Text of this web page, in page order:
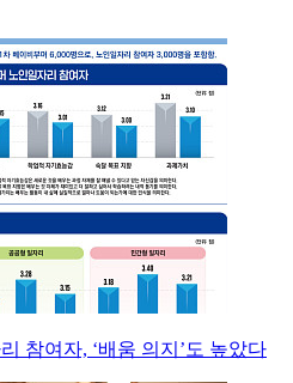
참여자, ‘배움 의지’도 높았다